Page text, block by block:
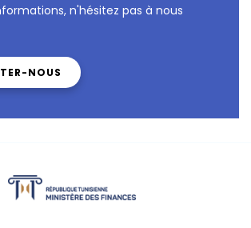
n'hésitez pas à nous
NOUS